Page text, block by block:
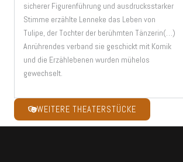
sicherer Figurenführung und ausdrucksstarker
Stimme erzählte Lenneke das Leben von
Tulipe, der Tochter der berühmten Tänzerin(…)
Anrührendes verband sie geschickt mit Komik
und die Erzählebenen wurden mühelos
gewechselt.
WEITERE THEATERSTÜCKE